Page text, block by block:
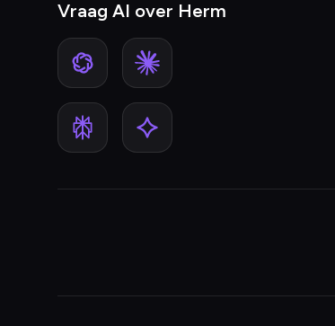
Vraag AI over Herm